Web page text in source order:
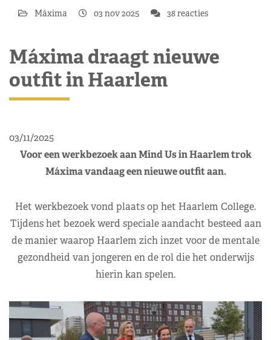
Máxima 03 nov 2025 38 reacties
Máxima draagt nieuwe
outfit in Haarlem
03/11/2025
Voor een werkbezoek aan Mind Us in Haarlem trok
Máxima vandaag een nieuwe outfit aan.
Het werkbezoek vond plaats op het Haarlem College.
Tijdens het bezoek werd speciale aandacht besteed aan
de manier waarop Haarlem zich inzet voor de mentale
gezondheid van jongeren en de rol die het onderwijs
hierin kan spelen.